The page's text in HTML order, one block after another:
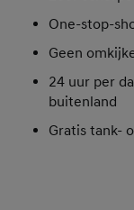
One-stop-
Geen
24 uur per
buitenland
Gratis tank-